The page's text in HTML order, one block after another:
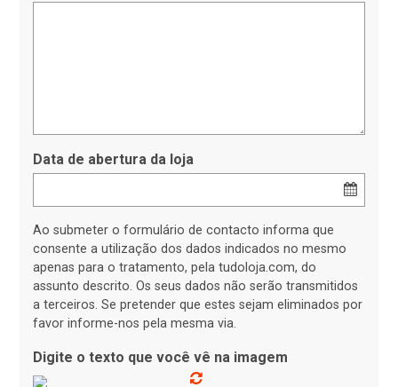
Data de abertura da loja
Ao submeter o formulário de contacto informa que
consente a utilização dos dados indicados no mesmo
apenas para o tratamento, pela tudoloja.com, do
assunto descrito. Os seus dados não serão transmitidos
a terceiros. Se pretender que estes sejam eliminados por
favor informe-nos pela mesma via.
Digite o texto que você vê na imagem